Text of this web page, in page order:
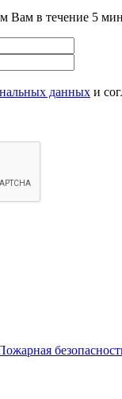
Вам в течение 5
данных и